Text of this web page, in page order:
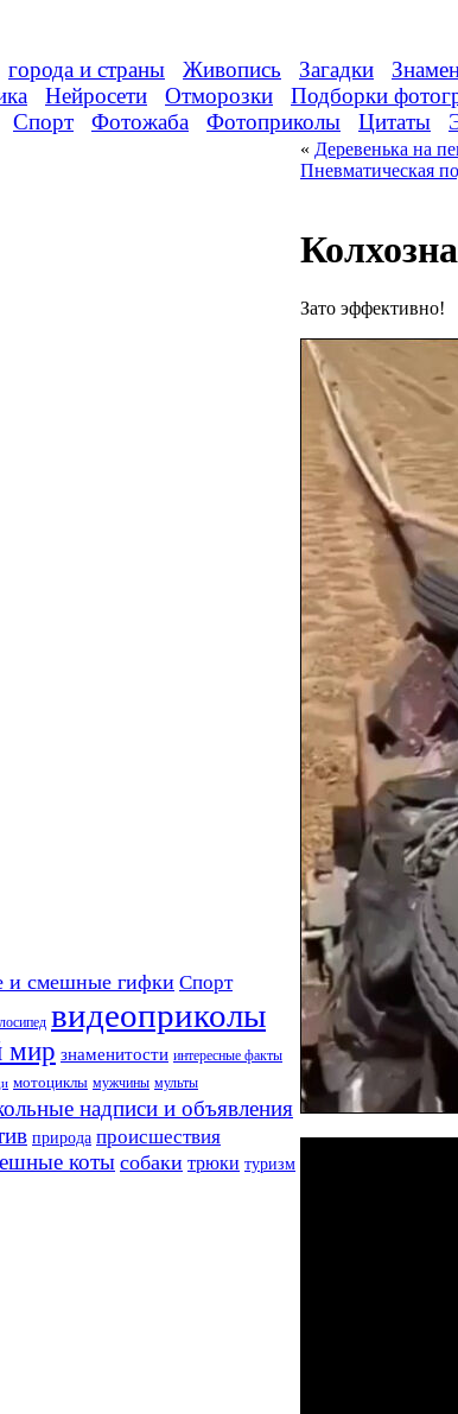
города и страны Живопись Загадки
Нейросети Отморозки Подборки
Спорт Фотожаба Фотоприколы Цитаты
и смешные гифки Спорт
видеоприколы
мир знаменитости интересные факты
мотоциклы мужчины мульты
надписи и объявления
природа происшествия
коты собаки трюки туризм
« Деревенька на
Пневматическая
Зато эффективно!